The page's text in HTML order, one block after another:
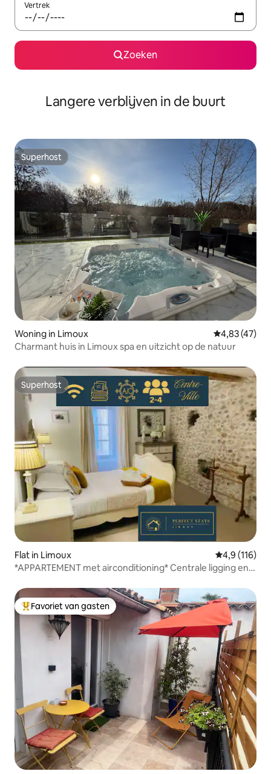
Vertrek
Zoeken
Langere verblijven in de buurt
Superhost
Superhost
Woning in Limoux Gemiddelde
4,83 (47)
Charmant huis in Limoux spa en uitzicht op de natuur
Superhost
Superhost
Flat in Limoux Gemiddelde
4,9 (116)
*APPARTEMENT met airconditioning* Centrale ligging en
Topfavoriet van gasten
Favoriet van gasten